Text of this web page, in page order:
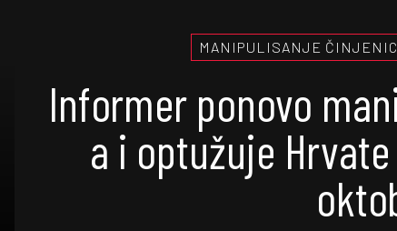
MANIPULISANJE
Informer ponovo
a i optužuje